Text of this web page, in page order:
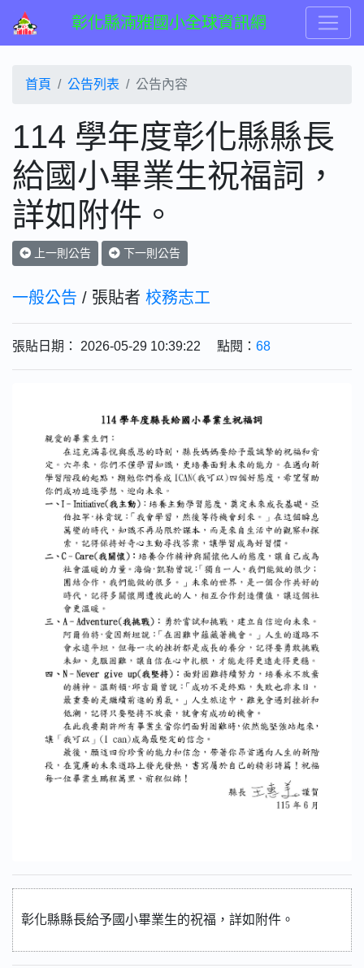
彰化縣湳雅國小全球資訊網
首頁 公告列表 公告內容
114 學年度彰化縣縣長
給國小畢業生祝福詞，
詳如附件。
上一則公告 下一則公告
一般公告 / 張貼者 校務志工
張貼日期： 2026-05-29 10:39:22 點閱： 68
彰化縣縣長給予國小畢業生的祝福，詳如附件。